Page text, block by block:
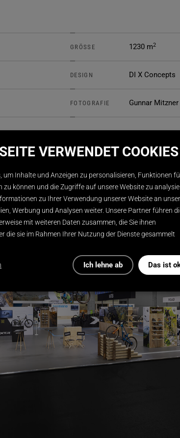
GRÖSSE 1230 m2
DESIGN DI X Concepts
FOTOGRAFIE Gunnar Mitzner
VERWENDET COOKIES
um Inhalte und Anzeigen zu personalisieren, Funktionen
zu können und die Zugriffe auf unsere Website zu
zu Ihrer Verwendung unserer Website an
Werbung und Analysen weiter. Unsere Partner führen
mit weiteren Daten zusammen, die Sie ihnen
die sie im Rahmen Ihrer Nutzung der Dienste gesammelt
Ich lehne ab Das ist